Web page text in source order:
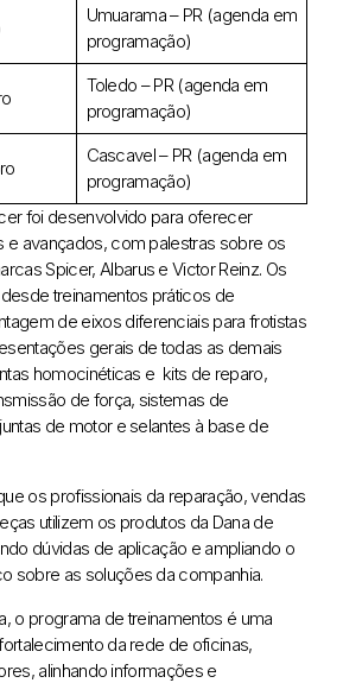
Umuarama – PR (agenda em
programação)
Toledo – PR (agenda em
programação)
Cascavel – PR (agenda em
programação)
foi desenvolvido para oferecer
e avançados, com palestras sobre os
Spicer, Albarus e Victor Reinz. Os
treinamentos práticos de
de eixos diferenciais para frotistas
gerais de todas as demais
homocinéticas e kits de reparo,
de força, sistemas de
de motor e selantes à base de
os profissionais da reparação, vendas
utilizem os produtos da Dana de
dúvidas de aplicação e ampliando o
sobre as soluções da companhia.
o programa de treinamentos é uma
da rede de oficinas,
alinhando informações e